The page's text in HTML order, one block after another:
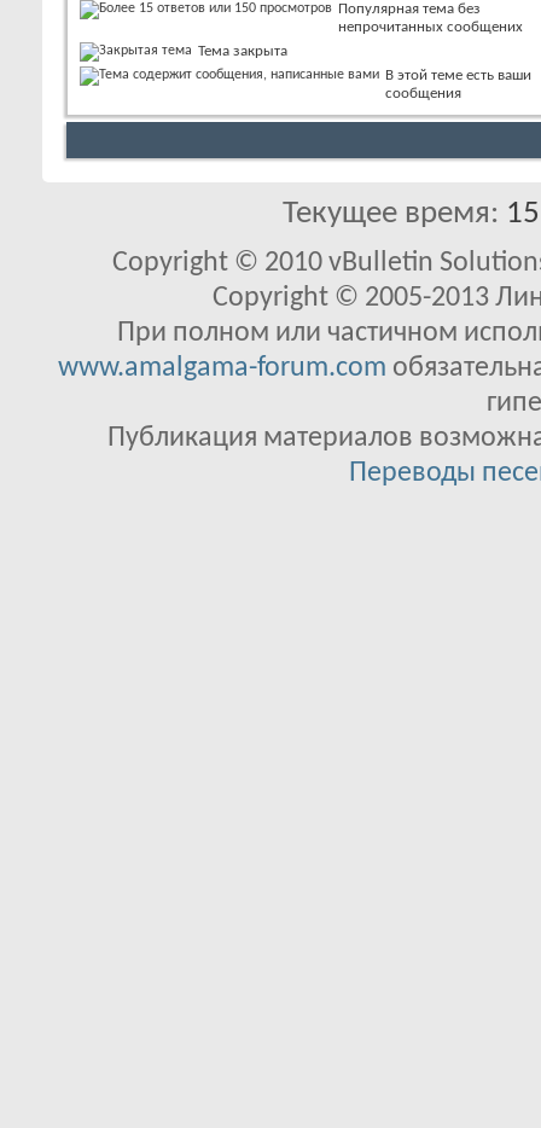
Популярная тема без
непрочитанных сообщених
Тема закрыта
В этой теме есть ваши
сообщения
Текущее время:
Copyright © 2010 vBulletin
Copyright © 2005-2013
При полном или частичном
www.amalgama-forum.com
Публикация материалов
Переводы